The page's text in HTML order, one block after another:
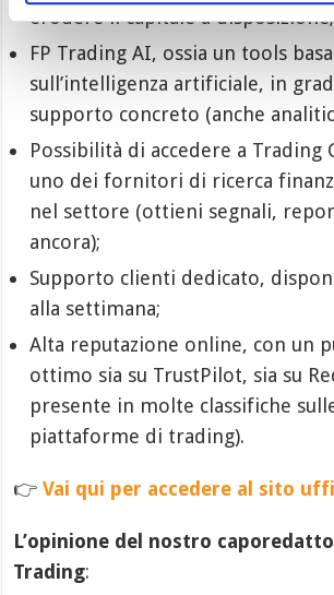
erodere il capitale a disposizione;
FP Trading AI, ossia un tools
sull’intelligenza artificiale, in
supporto concreto (anche
Possibilità di accedere a Trading
uno dei fornitori di ricerca
nel settore (ottieni segnali,
ancora);
Supporto clienti dedicato,
alla settimana;
Alta reputazione online, con un
ottimo sia su TrustPilot, sia su
presente in molte classifiche
piattaforme di trading).
👉Vai qui per accedere al sito
L’opinione del nostro
Trading: